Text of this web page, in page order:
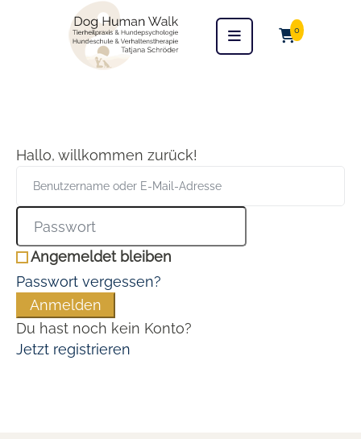
0
Hallo, willkommen zurück!
Angemeldet bleiben
Passwort vergessen?
Anmelden
Du hast noch kein Konto?
Jetzt registrieren